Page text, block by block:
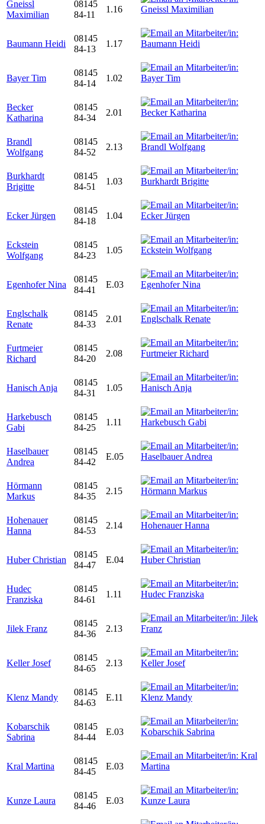
Gneissl
Maximilian
08145
84-11
1.16
Baumann Heidi
08145
84-13
1.17
Bayer Tim
08145
84-14
1.02
Becker
Katharina
08145
84-34
2.01
Brandl
Wolfgang
08145
84-52
2.13
Burkhardt
Brigitte
08145
84-51
1.03
Ecker Jürgen
08145
84-18
1.04
Eckstein
Wolfgang
08145
84-23
1.05
Egenhofer Nina
08145
84-41
E.03
Englschalk
Renate
08145
84-33
2.01
Furtmeier
Richard
08145
84-20
2.08
Hanisch Anja
08145
84-31
1.05
Harkebusch
Gabi
08145
84-25
1.11
Haselbauer
Andrea
08145
84-42
E.05
Hörmann
Markus
08145
84-35
2.15
Hohenauer
Hanna
08145
84-53
2.14
Huber Christian
08145
84-47
E.04
Hudec
Franziska
08145
84-61
1.11
Jilek Franz
08145
84-36
2.13
Keller Josef
08145
84-65
2.13
Klenz Mandy
08145
84-63
E.11
Kobarschik
Sabrina
08145
84-44
E.03
Kral Martina
08145
84-45
E.03
Kunze Laura
08145
84-46
E.03